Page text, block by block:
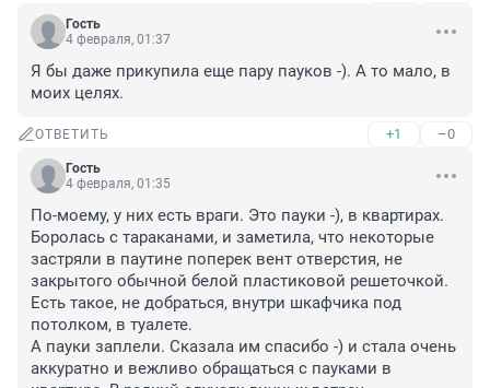
Гость
4 февраля, 01:37
Я бы даже прикупила еще пару пауков -). А то мало, в
моих целях.
ОТВЕТИТЬ +1 –0
Гость
4 февраля, 01:35
По-моему, у них есть враги. Это пауки -), в квартирах.
Боролась с тараканами, и заметила, что некоторые
застряли в паутине поперек вент отверстия, не
закрытого обычной белой пластиковой решеточкой.
Есть такое, не добраться, внутри шкафчика под
потолком, в туалете.
А пауки заплели. Сказала им спасибо -) и стала очень
аккуратно и вежливо обращаться с пауками в